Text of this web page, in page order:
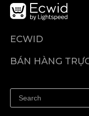
ECWID
Trung tâm trợ giúp
BÁN HÀNG
Quảng bá ở bất cứ
Kiểm soát mọi thứ